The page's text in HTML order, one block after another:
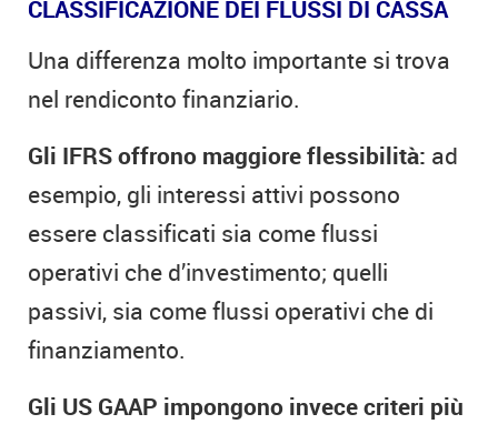
CLASSIFICAZIONE DEI FLUSSI DI CASSA
Una differenza molto importante si trova
nel rendiconto finanziario.
Gli IFRS offrono maggiore flessibilità: ad
esempio, gli interessi attivi possono
essere classificati sia come flussi
operativi che d’investimento; quelli
passivi, sia come flussi operativi che di
finanziamento.
Gli US GAAP impongono invece criteri più